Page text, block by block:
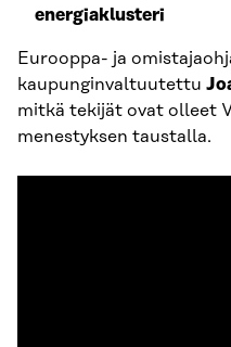
energiaklusteri
Eurooppa- ja
kaupunginvaltuutettu
mitkä tekijät ovat olleet
menestyksen taustalla.